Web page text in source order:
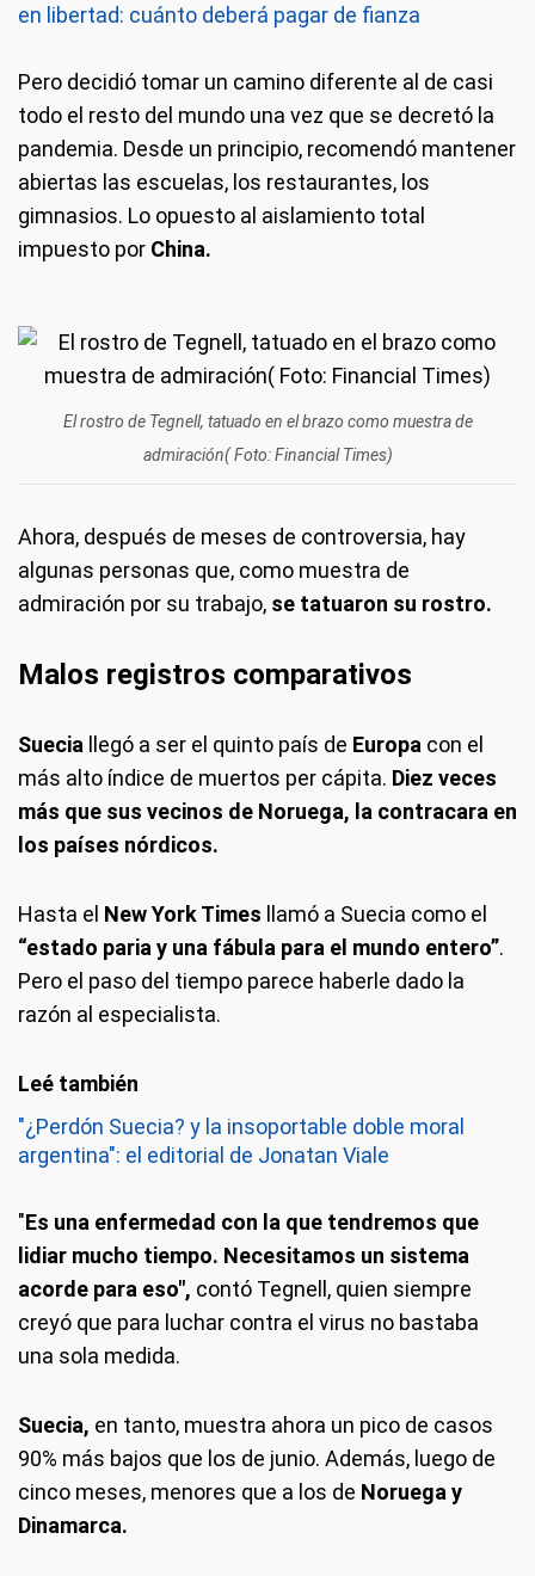
en libertad: cuánto deberá pagar de fianza
Pero decidió tomar un camino diferente al de casi
todo el resto del mundo una vez que se decretó la
pandemia. Desde un principio, recomendó mantener
abiertas las escuelas, los restaurantes, los
gimnasios. Lo opuesto al aislamiento total
impuesto por China.
El rostro de Tegnell, tatuado en el brazo como muestra de
admiración( Foto: Financial Times)
Ahora, después de meses de controversia, hay
algunas personas que, como muestra de
admiración por su trabajo, se tatuaron su rostro.
Malos registros comparativos
Suecia llegó a ser el quinto país de Europa con el
más alto índice de muertos per cápita. Diez veces
más que sus vecinos de Noruega, la contracara en
los países nórdicos.
Hasta el New York Times llamó a Suecia como el
“estado paria y una fábula para el mundo entero”.
Pero el paso del tiempo parece haberle dado la
razón al especialista.
"¿Perdón Suecia? y la insoportable doble moral
argentina": el editorial de Jonatan Viale
"Es una enfermedad con la que tendremos que
lidiar mucho tiempo. Necesitamos un sistema
acorde para eso", contó Tegnell, quien siempre
creyó que para luchar contra el virus no bastaba
una sola medida.
Suecia, en tanto, muestra ahora un pico de casos
90% más bajos que los de junio. Además, luego de
cinco meses, menores que a los de Noruega y
Dinamarca.